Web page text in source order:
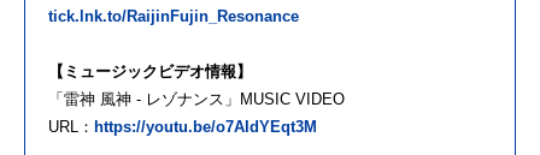
tick.lnk.to/RaijinFujin_Resonance
【ミュージックビデオ情報】
「雷神 風神 - レゾナンス」MUSIC VIDEO
URL： https://youtu.be/o7AIdYEqt3M